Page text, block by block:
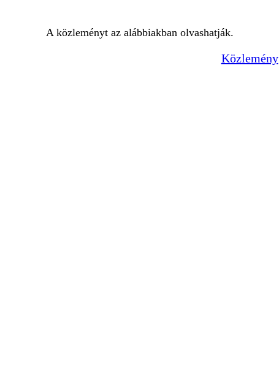
A közleményt az alábbiakban olvashatják.
Közlemény